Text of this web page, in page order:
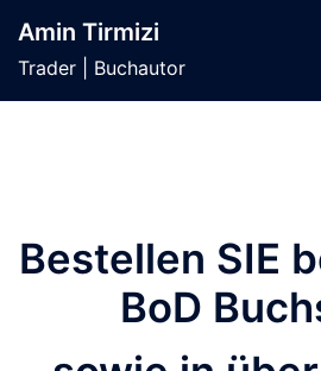
Inhalt
springen
Amin Tirmizi
Trader | Buchautor
Bestellen SIE
BoD